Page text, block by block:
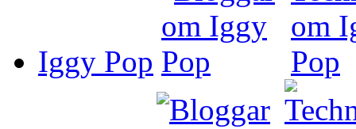
Iggy Pop